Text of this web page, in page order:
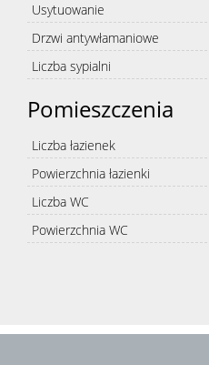
Usytuowanie
Drzwi antywłamaniowe
Liczba sypialni
Pomieszczenia
Liczba łazienek
Powierzchnia łazienki
Liczba WC
Powierzchnia WC